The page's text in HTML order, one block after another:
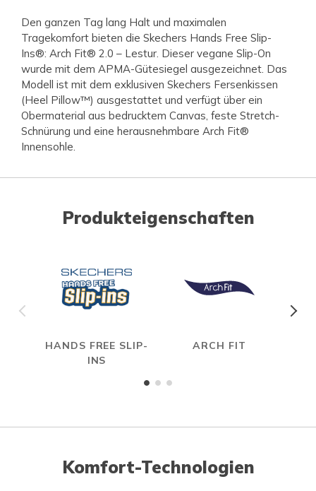
Den ganzen Tag lang Halt und maximalen
Tragekomfort bieten die Skechers Hands Free Slip-
Ins®: Arch Fit® 2.0 – Lestur. Dieser vegane Slip-On
wurde mit dem APMA-Gütesiegel ausgezeichnet. Das
Modell ist mit dem exklusiven Skechers Fersenkissen
(Heel Pillow™) ausgestattet und verfügt über ein
Obermaterial aus bedrucktem Canvas, feste Stretch-
Schnürung und eine herausnehmbare Arch Fit®
Innensohle.
Produkteigenschaften
HANDS FREE SLIP-
INS
ARCH FIT
Komfort-Technologien